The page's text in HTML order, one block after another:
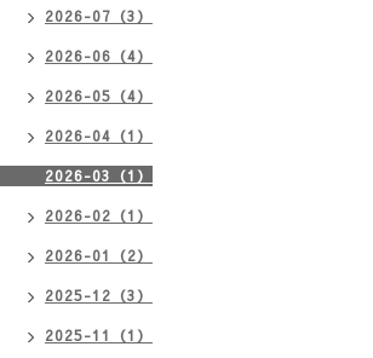
2026-07（3）
2026-06（4）
2026-05（4）
2026-04（1）
2026-03（1）
2026-02（1）
2026-01（2）
2025-12（3）
2025-11（1）